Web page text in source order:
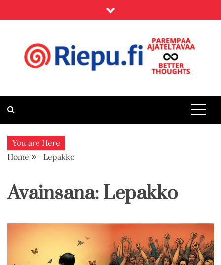
to
Riepu.fi
You are Here
Home
Lepakko
Avainsana: Lepakko